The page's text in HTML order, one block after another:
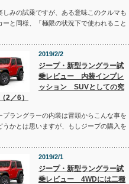
しみの試乗ですが、ある意味このクルマも
ーと同様、「極限の状況下で使われること
2019/2/2
ジープ・新型ラングラー試
乗レビュー 内装インプレ
ッション SUVとしての究
2／6）
プラングラーの内装は冒頭からこんな事を
うかとは思いますが、もしジープの購入を
2019/2/1
ジープ・新型ラングラー試
乗レビュー 4WDには二種